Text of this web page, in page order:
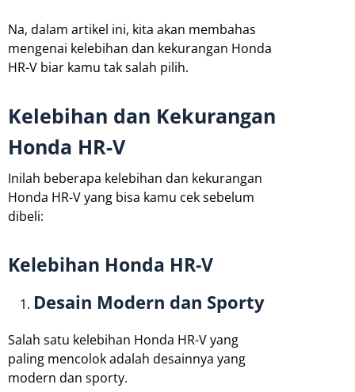
Na, dalam artikel ini, kita akan membahas
mengenai kelebihan dan kekurangan Honda
HR-V biar kamu tak salah pilih.
Kelebihan dan Kekurangan
Honda HR-V
Inilah beberapa kelebihan dan kekurangan
Honda HR-V yang bisa kamu cek sebelum
dibeli:
Kelebihan Honda HR-V
Desain Modern dan Sporty
Salah satu kelebihan Honda HR-V yang
paling mencolok adalah desainnya yang
modern dan sporty.